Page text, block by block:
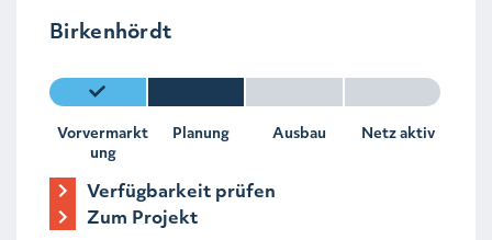
Birkenhördt
Vorvermarkt
ung
Planung Ausbau Netz aktiv
Verfügbarkeit prüfen
Zum Projekt